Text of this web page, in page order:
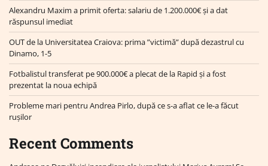
Alexandru Maxim a primit oferta: salariu de 1.200.000€ și a dat
răspunsul imediat
OUT de la Universitatea Craiova: prima ”victimă” după dezastrul cu
Dinamo, 1-5
Fotbalistul transferat pe 900.000€ a plecat de la Rapid și a fost
prezentat la noua echipă
Probleme mari pentru Andrea Pirlo, după ce s-a aflat ce le-a făcut
rușilor
Recent Comments